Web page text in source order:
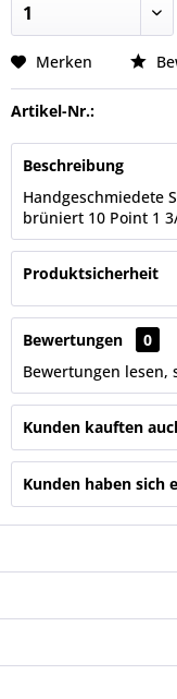
Merken
Artikel-Nr.:
Beschreibung
Handgeschmiedete
brüniert 10 Point 1
Produktsicherheit
Bewertungen
0
Bewertungen
Kunden kauften
Kunden haben sich